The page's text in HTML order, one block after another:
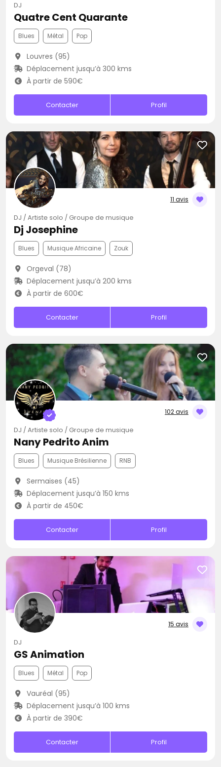
DJ
Quatre Cent Quarante
Blues Métal Pop
Louvres (95)
Déplacement jusqu’à 300 kms
À partir de 590€
Contacter Profil
11 avis
DJ / Artiste solo / Groupe de musique
Dj Josephine
Blues Musique Africaine Zouk
Orgeval (78)
Déplacement jusqu’à 200 kms
À partir de 600€
Contacter Profil
102 avis
DJ / Artiste solo / Groupe de musique
Nany Pedrito Anim
Blues Musique Brésilienne RNB
Sermaises (45)
Déplacement jusqu’à 150 kms
À partir de 450€
Contacter Profil
15 avis
DJ
GS Animation
Blues Métal Pop
Vauréal (95)
Déplacement jusqu’à 100 kms
À partir de 390€
Contacter Profil